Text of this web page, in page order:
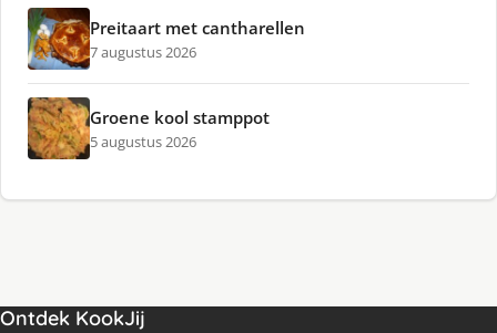
Preitaart met cantharellen
7 augustus 2026
Groene kool stamppot
5 augustus 2026
Ontdek KookJij